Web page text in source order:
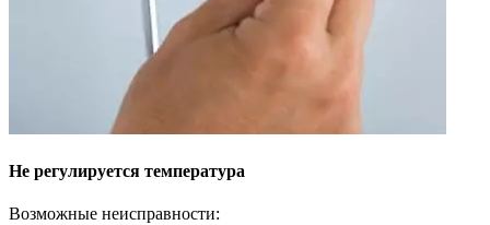
Не регулируется температура
Возможные неисправности: